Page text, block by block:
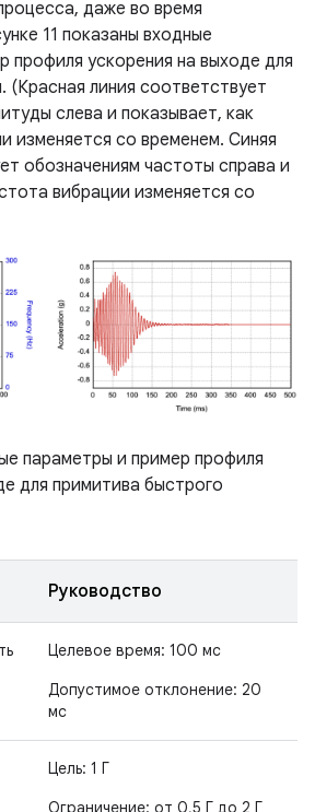
даже во время
11 показаны входные
профиля ускорения на выходе для
(Красная линия соответствует
слева и показывает, как
изменяется со временем. Синяя
обозначениям частоты справа и
вибрации изменяется со
параметры и пример профиля
для примитива быстрого
Руководство
Целевое время: 100 мс
Допустимое отклонение: 20
мс
Цель: 1 Г
Ограничение: от 0,5 Г до 2 Г